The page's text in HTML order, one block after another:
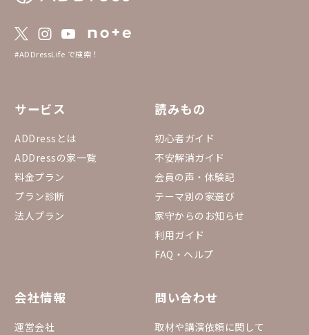
#ADDressLife で検索！
サービス
ADDressとは
ADDressの家一覧
料金プラン
プラン診断
法人プラン
読みもの
初心者ガイド
不安解消ガイド
会員の声・体験記
テーマ別の家選び
家守からのお知らせ
利用ガイド
FAQ・ヘルプ
会社情報
運営会社
問い合わせ
取材や講演依頼に関して